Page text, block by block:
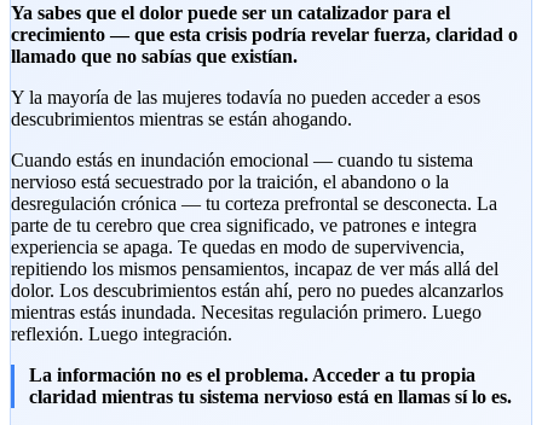
Ya sabes que el dolor puede ser un catalizador para el
crecimiento — que esta crisis podría revelar fuerza, claridad o
llamado que no sabías que existían.
Y la mayoría de las mujeres todavía no pueden acceder a esos
descubrimientos mientras se están ahogando.
Cuando estás en inundación emocional — cuando tu sistema
nervioso está secuestrado por la traición, el abandono o la
desregulación crónica — tu corteza prefrontal se desconecta. La
parte de tu cerebro que crea significado, ve patrones e integra
experiencia se apaga. Te quedas en modo de supervivencia,
repitiendo los mismos pensamientos, incapaz de ver más allá del
dolor. Los descubrimientos están ahí, pero no puedes alcanzarlos
mientras estás inundada. Necesitas regulación primero. Luego
reflexión. Luego integración.
La información no es el problema. Acceder a tu propia
claridad mientras tu sistema nervioso está en llamas sí lo es.